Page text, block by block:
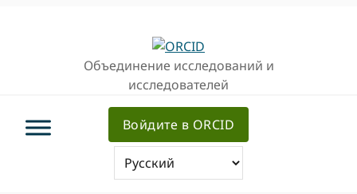
Объединение исследований и
исследователей
Войдите в ORCID